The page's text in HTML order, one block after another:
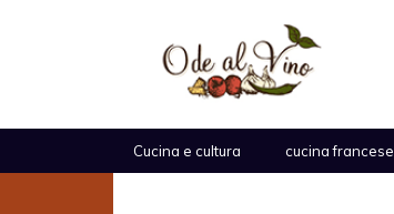
Cucina e cultura cucina francese